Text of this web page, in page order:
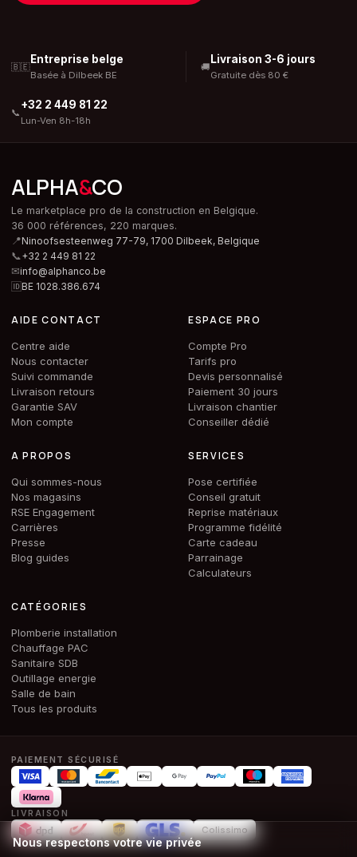
🇧🇪
Entreprise belge
Basée à Dilbeek BE
🚚
Livraison 3-6 jours
Gratuite dès 80 €
📞
+32 2 449 81 22
Lun-Ven 8h-18h
ALPHA&CO
Le marketplace pro de la construction en Belgique.
36 000 références, 220 marques.
📍Ninoofsesteenweg 77-79, 1700 Dilbeek, Belgique
📞+32 2 449 81 22
✉info@alphanco.be
🆔BE 1028.386.674
AIDE CONTACT
Centre aide
Nous contacter
Suivi commande
Livraison retours
Garantie SAV
Mon compte
ESPACE PRO
Compte Pro
Tarifs pro
Devis personnalisé
Paiement 30 jours
Livraison chantier
Conseiller dédié
A PROPOS
Qui sommes-nous
Nos magasins
RSE Engagement
Carrières
Presse
Blog guides
SERVICES
Pose certifiée
Conseil gratuit
Reprise matériaux
Programme fidélité
Carte cadeau
Parrainage
Calculateurs
CATÉGORIES
Plomberie installation
Chauffage PAC
Sanitaire SDB
Outillage energie
Salle de bain
Tous les produits
PAIEMENT SÉCURISÉ
LIVRAISON
Colissimo
Nous respectons votre vie privée